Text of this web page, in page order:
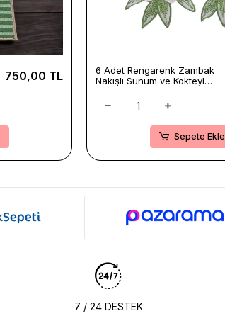
750,00 TL
6 Adet Rengarenk Zambak
Nakışlı Sunum ve Kokteyl
Peçetesi Seti 16x12cm
Sepete Ekle
7 / 24 DESTEK